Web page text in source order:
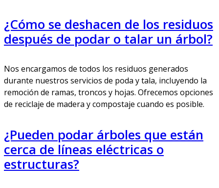
¿Cómo se deshacen de los residuos
después de podar o talar un árbol?
Nos encargamos de todos los residuos generados
durante nuestros servicios de poda y tala, incluyendo la
remoción de ramas, troncos y hojas. Ofrecemos opciones
de reciclaje de madera y compostaje cuando es posible.
¿Pueden podar árboles que están
cerca de líneas eléctricas o
estructuras?